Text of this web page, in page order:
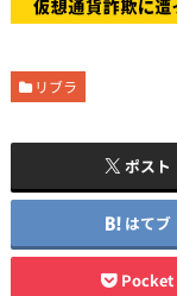
リブラ
ポスト
はてブ
Pocket